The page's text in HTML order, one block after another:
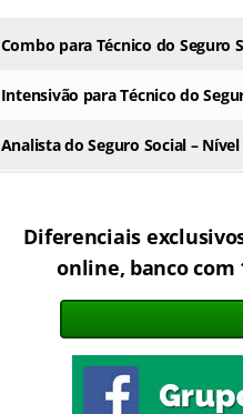
Combo para Técnico do Seguro
Intensivão para Técnico do
Analista do Seguro Social –
Diferenciais
online, banco